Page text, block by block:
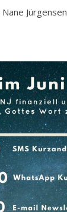
Nane Jürgensen